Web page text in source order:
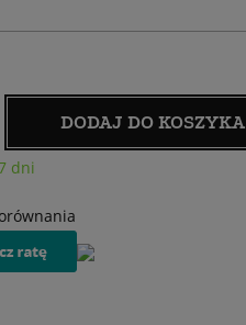
DODAJ DO KOSZYKA
dni